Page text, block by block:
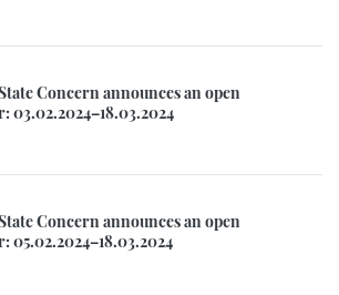
Concern announces an open
Concern announces an open